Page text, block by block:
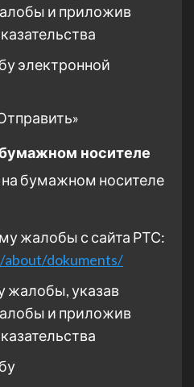
и приложив
электронной
носителе
бумажном носителе
жалобы с сайта РТС:
dokuments/
жалобы, указав
и приложив